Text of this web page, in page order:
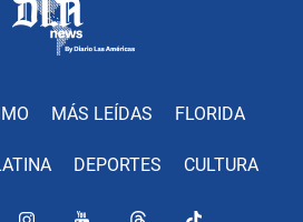
MÁS LEÍDAS FLORIDA
DEPORTES CULTURA